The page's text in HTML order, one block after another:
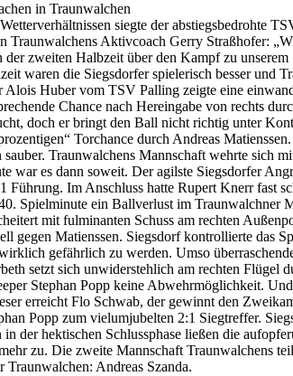
in Traunwalchen
siegte der abstiegsbedrohte
Traunwalchens Aktivcoach Gerry Straßhofer:
der zweiten Halbzeit über den Kampf zu
waren die Siegsdorfer spielerisch besser und
Alois Huber vom TSV Palling zeigte eine
Chance nach Hereingabe von rechts
doch er bringt den Ball nicht richtig unter
Torchance durch Andreas
sauber. Traunwalchens Mannschaft wehrte sich
war es dann soweit. Der agilste Siegsdorfer
Führung. Im Anschluss hatte Rupert Knerr fast
Spielminute ein Ballverlust im Traunwalchner
mit fulminanten Schuss am rechten
gegen Matienssen. Siegsdorf kontrollierte das
gefährlich zu werden. Umso
setzt sich unwiderstehlich am rechten Flügel
Stephan Popp keine Abwehrmöglichkeit.
erreicht Flo Schwab, der gewinnt den
Popp zum vielumjubelten 2:1 Siegtreffer.
in der hektischen Schlussphase ließen die
zu. Die zweite Mannschaft Traunwalchens
Traunwalchen: Andreas Szanda.